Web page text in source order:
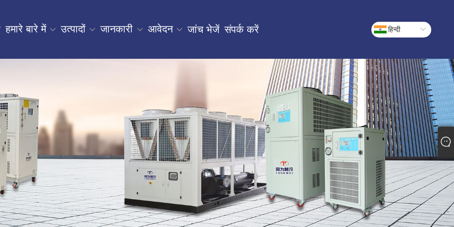
हमारे बारे में उत्पादों जानकारी आवेदन जांच भेजें संपर्क करें हिन्दी